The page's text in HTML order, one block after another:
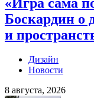
Боскардин о
и
Дизайн
Новости
8 августа, 2026